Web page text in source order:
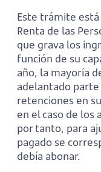
Este trámite
Renta de las
que grava los
función de su
año, la mayoría
adelantado
retenciones en
en el caso de los
por tanto, para
pagado se
debía abonar.